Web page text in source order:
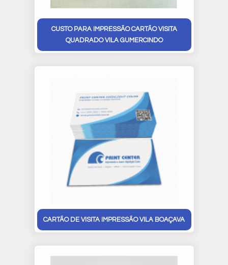
CUSTO PARA IMPRESSÃO CARTÃO VISITA
QUADRADO VILA GUMERCINDO
CARTÃO DE VISITA IMPRESSÃO VILA BOAÇAVA